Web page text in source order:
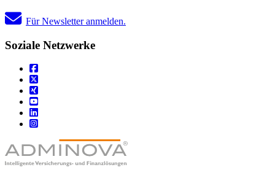
Für Newsletter anmelden.
Soziale Netzwerke